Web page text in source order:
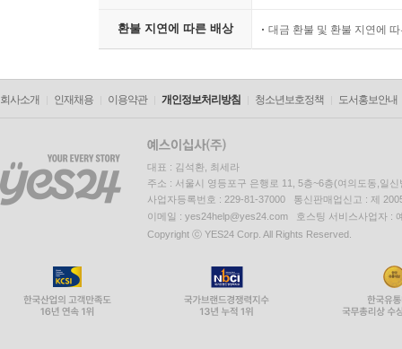
환불 지연에 따른 배상 대금 환불 및 환불 지연에
회사소개 인재채용 이용약관 개인정보처리방침 청소년보호정책 도서홍보안내
대표 : 김석환, 최세라
주소 : 서울시 영등포구 은행로 11, 5층~6층(여의도동,일신
사업자등록번호 : 229-81-37000 통신판매업신고 : 제
이메일 : yes24help@yes24.com 호스팅 서비스사업자 :
Copyright ⓒ YES24 Corp. All Rights Reserved.